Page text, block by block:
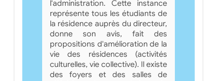
l'administration. Cette instance
représente tous les étudiants de
la résidence auprès du directeur,
donne son avis, fait des
propositions d'amélioration de la
vie des résidences (activités
culturelles, vie collective). Il existe
des foyers et des salles de